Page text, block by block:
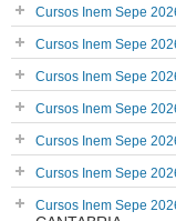
Cursos Inem Sepe
Cursos Inem Sepe
Cursos Inem Sepe
Cursos Inem Sepe
Cursos Inem Sepe
Cursos Inem Sepe
Cursos Inem Sepe